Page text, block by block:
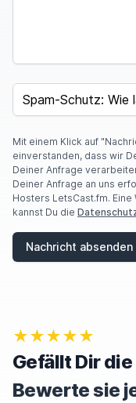
SPAM CAPTCHA
Mit einem Klick auf
einverstanden, dass wir
Deiner Anfrage
Deiner Anfrage an uns
Hosters LetsCast.fm.
kannst Du die
Nachricht absenden
★★★★★
Gefällt Dir
Bewerte sie